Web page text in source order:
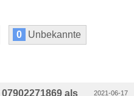
0 Unbekannte
2021-06-17
als